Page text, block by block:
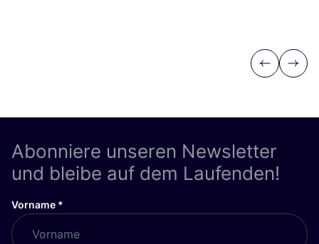
Previous
Next
Abonniere unseren Newsletter
und bleibe auf dem Laufenden!
Vorname *